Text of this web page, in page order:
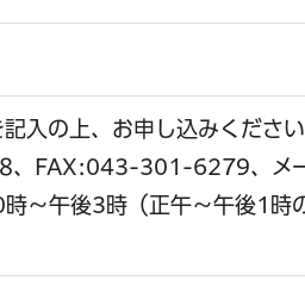
入の上、お申し込みください
、FAX:043-301-6279、
～午後3時（正午～午後1時